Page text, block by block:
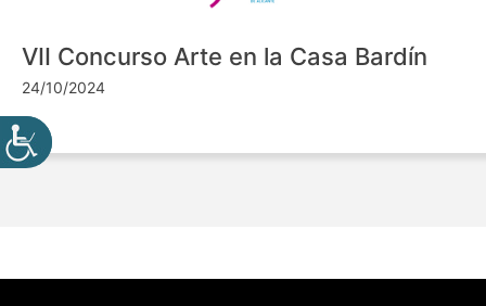
VII Concurso Arte en la Casa Bardín
24/10/2024